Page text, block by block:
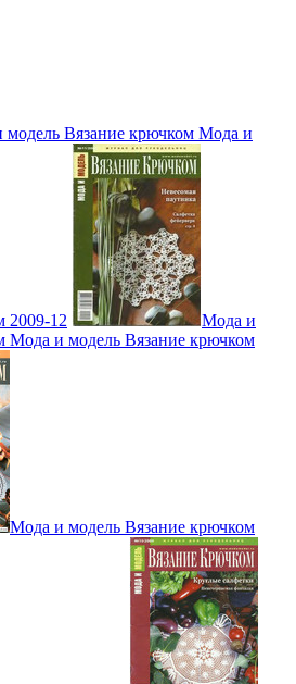
модель Вязание крючком Мода и
2009-12
Мода и
Мода и модель Вязание крючком
Мода и модель Вязание крючком